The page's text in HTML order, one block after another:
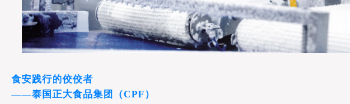
食安践行的佼佼者
——泰国正大食品集团（CPF）